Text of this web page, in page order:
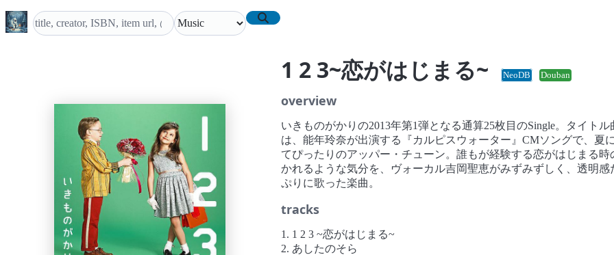
1 2 3~恋がはじまる~ NeoDB Douban
overview
いきものがかりの2013年第1弾となる通算25枚目のSingle。タイトル
は、能年玲奈が出演する『カルピスウォーター』CMソングで、夏
てぴったりのアッパー・チューン。誰もが経験する恋がはじまる時
かれるような気分を、ヴォーカル吉岡聖恵がみずみずしく、透明感
ぷりに歌った楽曲。
tracks
1. 1 2 3 ~恋がはじまる~
2. あしたのそら